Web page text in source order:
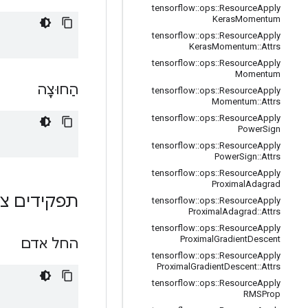
tensorflow::ops::ResourceApply
KerasMomentum
tensorflow::ops::ResourceApply
KerasMomentum::Attrs
tensorflow::ops::ResourceApply
Momentum
tensorflow::ops::ResourceApply
Momentum::Attrs
tensorflow::ops::ResourceApply
PowerSign
tensorflow::ops::ResourceApply
PowerSign::Attrs
tensorflow::ops::ResourceApply
Proximal Adagrad
tensorflow::ops::ResourceApply
Proximal Adagrad ::Attrs
tensorflow::ops::ResourceApply
Proximal GradientDescent
tensorflow::ops::ResourceApply
Proximal GradientDescent::Attrs
tensorflow::ops::ResourceApply
RMSProp
הַחוּצָה
תפקידים
החל אדם